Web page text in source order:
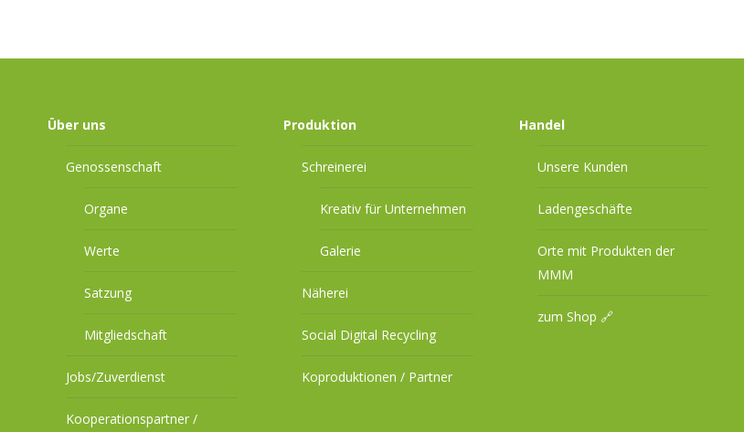
Über uns
Genossenschaft
Organe
Werte
Satzung
Mitgliedschaft
Jobs/Zuverdienst
Kooperationspartner /
Produktion
Schreinerei
Kreativ für Unternehmen
Galerie
Näherei
Social Digital Recycling
Koproduktionen / Partner
Handel
Unsere Kunden
Ladengeschäfte
Orte mit Produkten der
MMM
zum Shop 🔗